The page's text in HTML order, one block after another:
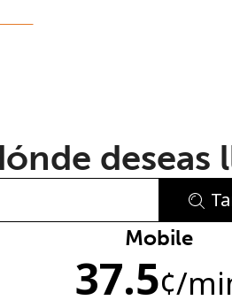
No se ha creado
8 caracteres
letra mayúscula y una minúscula
deseas
Mobile
37.5¢/